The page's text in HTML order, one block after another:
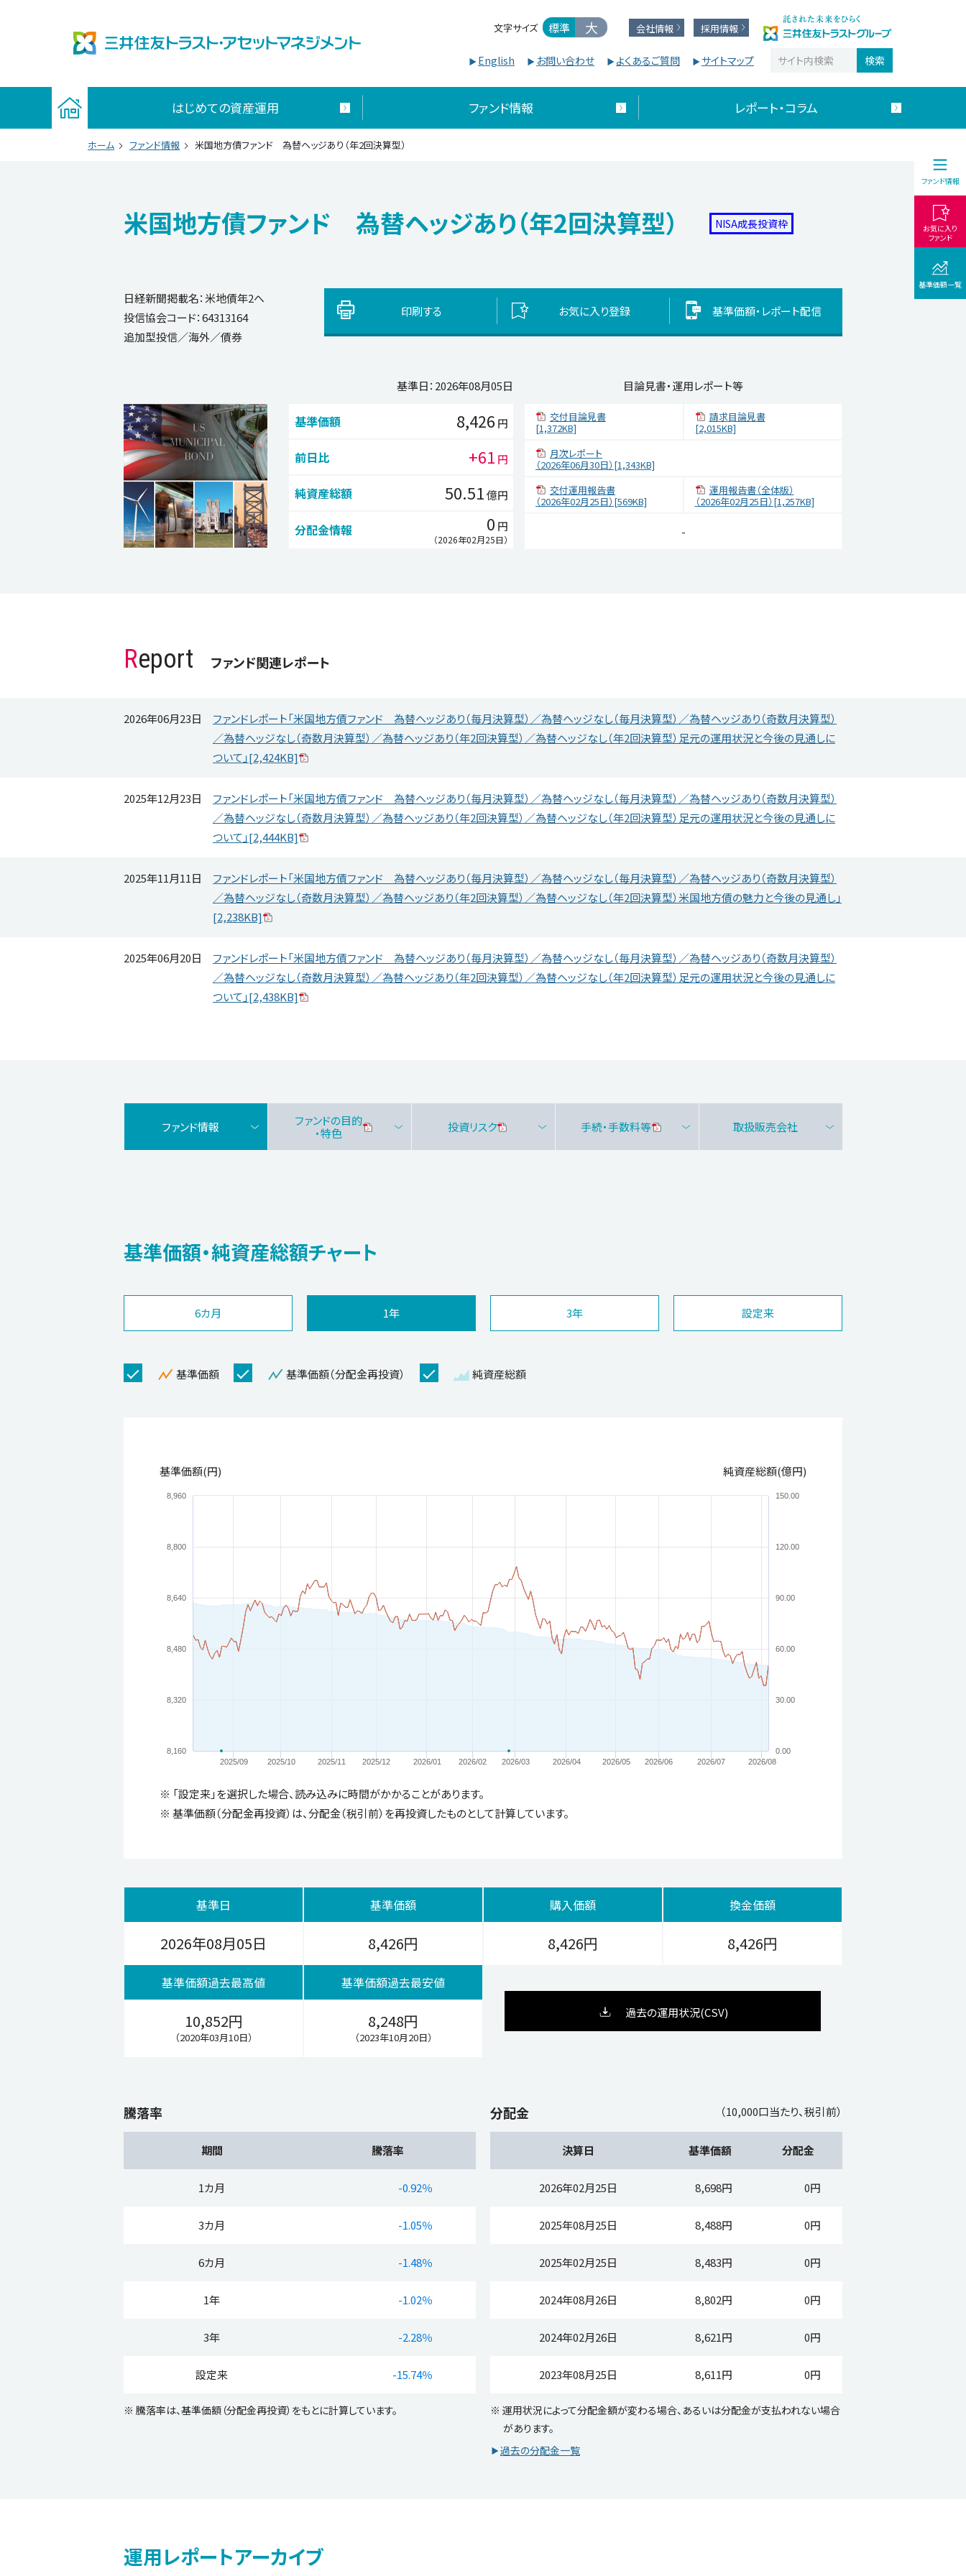
文字サイズ 標準 大 会社情報 採用情報
English お問い合わせ よくあるご質問 サイトマップ
はじめての資産運用 ファンド情報 レポート・コラム
ホーム ファンド情報 米国地方債ファンド 為替ヘッジあり（年2回決算型）
米国地方債ファンド 為替ヘッジあり（年2回決算型） NISA成長投資枠
日経新聞掲載名：米地債年2へ
投信協会コード：64313164
追加型投信／海外／債券
印刷する お気に入り登録 基準価額・ レポート配信
基準日： 2026年08月05日
基準価額 8,426 円
前日比 +61 円
純資産総額 50.51億円
分配金情報 0 円
（2026年02月25日）
目論見書・運用レポート等
交付目論見書
[1,372KB]
請求目論見書
[2,015KB]
月次レポート
（2026年06月30日）[1,343KB]
交付運用報告書
（2026年02月25日）[569KB]
運用報告書（全体版）
（2026年02月25日）[1,257KB]
-
Report ファンド関連レポート
2026年06月23日
ファンドレポート「米国地方債ファンド 為替ヘッジあり（毎月決算型）／為替ヘッジなし（毎月決算型）／為替ヘッジあり（奇数月決算型）
／為替ヘッジなし（奇数月決算型）／為替ヘッジあり（年2回決算型）／為替ヘッジなし（年2回決算型）足元の運用状況と今後の見通しに
ついて」[2,424KB]
2025年12月23日
ファンドレポート「米国地方債ファンド 為替ヘッジあり（毎月決算型）／為替ヘッジなし（毎月決算型）／為替ヘッジあり（奇数月決算型）
／為替ヘッジなし（奇数月決算型）／為替ヘッジあり（年2回決算型）／為替ヘッジなし（年2回決算型）足元の運用状況と今後の見通しに
ついて」[2,444KB]
2025年11月11日
ファンドレポート「米国地方債ファンド 為替ヘッジあり（毎月決算型）／為替ヘッジなし（毎月決算型）／為替ヘッジあり（奇数月決算型）
／為替ヘッジなし（奇数月決算型）／為替ヘッジあり（年2回決算型）／為替ヘッジなし（年2回決算型）米国地方債の魅力と今後の見通し」
[2,238KB]
2025年06月20日
ファンドレポート「米国地方債ファンド 為替ヘッジあり（毎月決算型）／為替ヘッジなし（毎月決算型）／為替ヘッジあり（奇数月決算型）
／為替ヘッジなし（奇数月決算型）／為替ヘッジあり（年2回決算型）／為替ヘッジなし（年2回決算型）足元の運用状況と今後の見通しに
ついて」[2,438KB]
ファンド情報
ファンドの目的
・特色
投資リスク 手続・手数料等 取扱販売会社
基準価額・純資産総額チャート
6カ月 1年 3年 設定来
基準価額 基準価額（分配金再投資） 純資産総額
基準価額(円) 純資産総額(億円)
2025/09 2025/10 2025/11 2025/12 2026/01 2026/02 2026/03 2026/04 2026/05 2026/06 2026/07 2026/08
8,160
8,320
8,480
8,640
8,800
8,960
0.00
30.00
60.00
90.00
120.00
150.00
※ 「設定来」を選択した場合、読み込みに時間がかかることがあります。
※ 基準価額（分配金再投資）は、分配金（税引前）を再投資したものとして計算しています。
基準日
2026年08月05日
基準価額
8,426円
購入価額
8,426円
換金価額
8,426円
基準価額過去最高値
10,852円
（2020年03月10日）
基準価額過去最安値
8,248円
（2023年10月20日）
過去の運用状況(CSV)
騰落率
期間 騰落率
1カ月 -0.92％
3カ月 -1.05％
6カ月 -1.48％
1年 -1.02％
3年 -2.28％
設定来 -15.74％
※ 騰落率は、基準価額（分配金再投資）をもとに計算しています。
分配金 （10,000口当たり、税引前）
決算日 基準価額 分配金
2026年02月25日 8,698円 0円
2025年08月25日 8,488円 0円
2025年02月25日 8,483円 0円
2024年08月26日 8,802円 0円
2024年02月26日 8,621円 0円
2023年08月25日 8,611円 0円
※ 運用状況によって分配金額が変わる場合、あるいは分配金が支払われない場合
があります。
過去の分配金一覧
運用レポートアーカイブ
ファンド情報
お気に入り
ファンド
基準価額一覧